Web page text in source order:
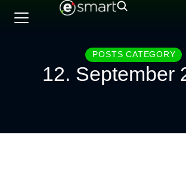
POSTS CATEGORY
12. September